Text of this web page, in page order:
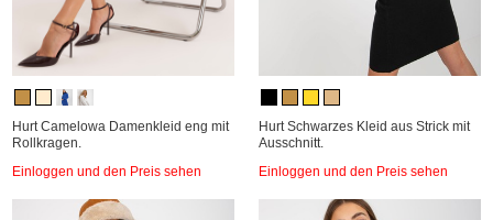
Hurt Camelowa Damenkleid eng mit
Rollkragen.
Einloggen und den Preis sehen
Hurt Schwarzes Kleid aus Strick mit
Ausschnitt.
Einloggen und den Preis sehen